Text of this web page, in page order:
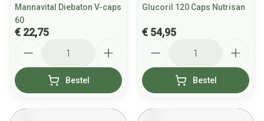
Mannavital Diebaton V-caps
60
€ 22,75
Bestel
Glucoril 120 Caps Nutrisan
€ 54,95
Bestel